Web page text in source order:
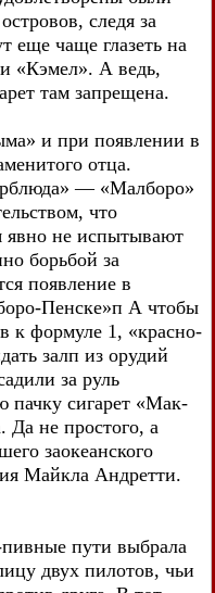
следя за
еще чаще глазеть на
«Кэмел». А ведь,
там запрещена.
и при появлении в
отца.
— «Малборо»
что
явно не испытывают
борьбой за
появление в
Пенске»п А чтобы
к формуле 1, «красно-
залп из орудий
за руль
пачку сигарет «Мак-
Да не простого, а
заокеанского
Майкла Андретти.
пивные пути выбрала
двух пилотов, чьи